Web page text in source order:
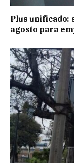
Plus unificado:
agosto para